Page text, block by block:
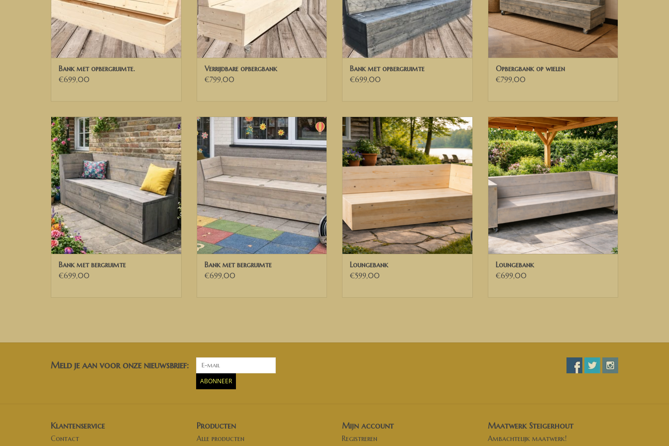
wij de 21% BTW verleggen. U ontvangt dan een factuur exclusief BTW van ons.
DEUTCH
Maßgeschneiderte Gerüstholzbank (Klappbank) mit Stauraum und einseitigem Handlauf. In
Möchten Sie eine andere Größe? Bitte kontaktieren Sie uns für ein Angebot.
Das Sofa auf dem Foto ist in White.
Maße Sofa auf dem Foto:
Breite 180 cm
Sitzhöhe 45 cm
Sitztiefe 50 cm
WIR LIEFERN IN DEN NIEDERLANDEN, BELGIEN UND TEILEN DEUTSCHLANDS
Bank met opbergruimte.
€699,00
Verrijdbare opbergbank
€799,00
Bank met opbergruimte
€699,00
Opbergbank op wielen
€799,00
Loungebank Bas met 1 leuning
TOEVOEGEN AAN WINKELWAGEN
Bank met bergruimte
€699,00
Loungebank Bas met 1 leuning
TOEVOEGEN AAN WINKELWAGEN
Bank met bergruimte
€699,00
Loungebank Tommy met 1 leuning
TOEVOEGEN AAN WINKELWAGEN
Loungebank
€599,00
Loungebank / Tuinbank op wielen
TOEVOEGEN AAN WINKELWAGEN
Loungebank
€699,00
Meld je aan voor onze nieuwsbrief:
ABONNEER
Klantenservice
Contact
Producten
Alle producten
Mijn account
Registreren
Maatwerk Steigerhout
Ambachtelijk maatwerk!